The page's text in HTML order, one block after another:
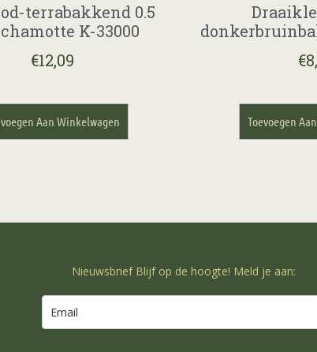
terrabakkend 0.5
K-33000
€12,09
Aan Winkelwagen
€
Toevoegen
Nieuwsbrief Blijf op de hoogte! Meld je aan: